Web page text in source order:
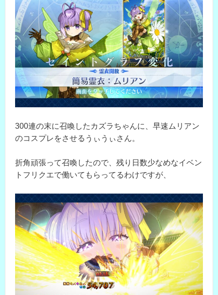
300連の末に召喚したカズラちゃんに、早速ムリアン
のコスプレをさせるうぃうぃさん。
折角頑張って召喚したので、残り日数少なめなイベン
トフリクエで働いてもらってるわけですが、